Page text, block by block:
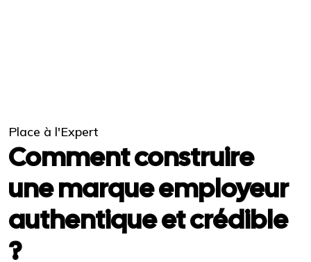
Place à l'Expert
Comment construire
une marque employeur
authentique et crédible
?